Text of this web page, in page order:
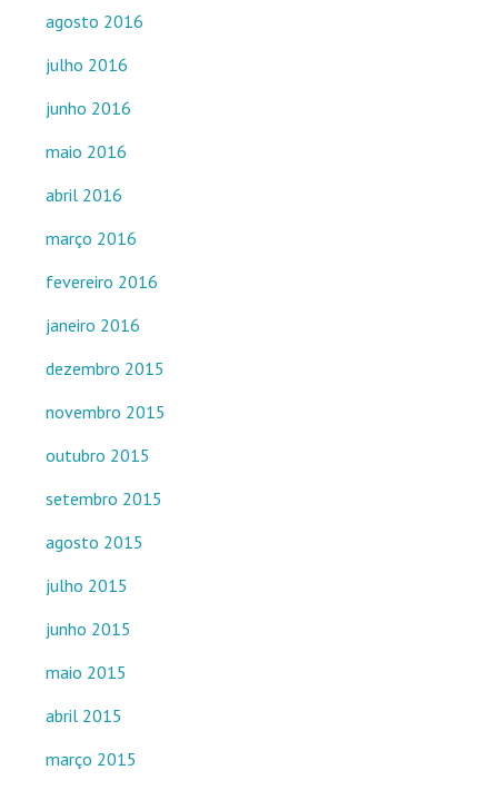
agosto 2016
julho 2016
junho 2016
maio 2016
abril 2016
março 2016
fevereiro 2016
janeiro 2016
dezembro 2015
novembro 2015
outubro 2015
setembro 2015
agosto 2015
julho 2015
junho 2015
maio 2015
abril 2015
março 2015